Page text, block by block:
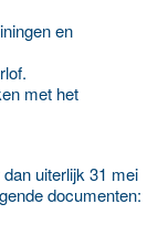
en
met het
uiterlijk 31 mei
documenten: